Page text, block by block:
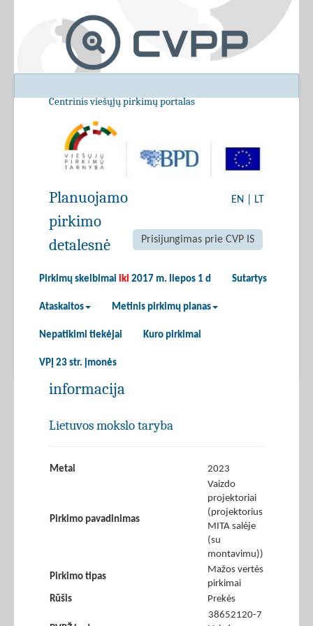
Centrinis viešųjų pirkimų portalas
EN LT
Prisijungimas prie CVP IS
Pirkimų skelbimai iki 2017 m. liepos 1 d Sutartys
Ataskaitos Metinis pirkimų planas
Nepatikimi tiekėjai Kuro pirkimai
VPĮ 23 str. įmonės
Planuojamo
pirkimo
detalesnė
informacija
Lietuvos mokslo taryba
Metai 2023
Pirkimo pavadinimas
Vaizdo
projektoriai
(projektorius
MITA salėje
(su
montavimu))
Pirkimo tipas
Mažos vertės
pirkimai
Rūšis
Prekės
38652120-7